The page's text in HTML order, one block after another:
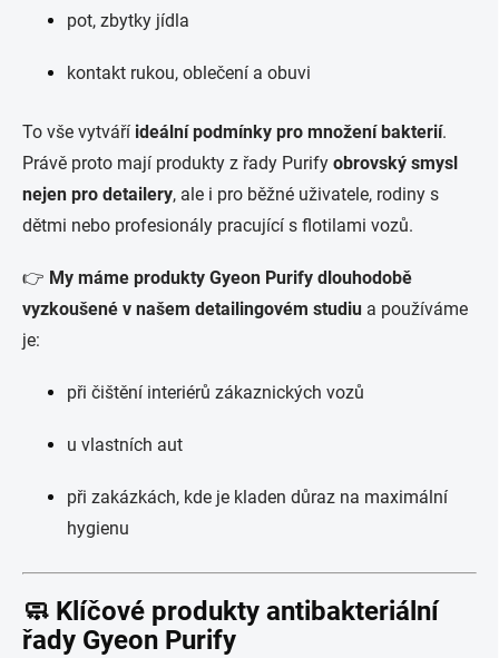
pot, zbytky jídla
kontakt rukou, oblečení a obuvi
To vše vytváří ideální podmínky pro množení bakterií.
Právě proto mají produkty z řady Purify obrovský smysl
nejen pro detailery, ale i pro běžné uživatele, rodiny s
dětmi nebo profesionály pracující s flotilami vozů.
👉 My máme produkty Gyeon Purify dlouhodobě
vyzkoušené v našem detailingovém studiu a používáme
je:
při čištění interiérů zákaznických vozů
u vlastních aut
při zakázkách, kde je kladen důraz na maximální
hygienu
🧼 Klíčové produkty antibakteriální
řady Gyeon Purify